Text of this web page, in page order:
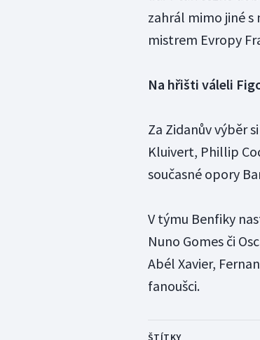
zahrál mimo jiné
mistrem Evropy
Na hřišti váleli
Za Zidanův výběr
Kluivert, Phillip
současné opory
V týmu Benfiky
Nuno Gomes či
Abél Xavier,
fanoušci.
ŠTÍTKY